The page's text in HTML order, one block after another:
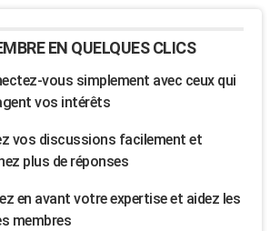
EN QUELQUES CLICS
vous simplement avec ceux qui
vos intérêts
vos discussions facilement et
plus de réponses
en avant votre expertise et aidez les
membres